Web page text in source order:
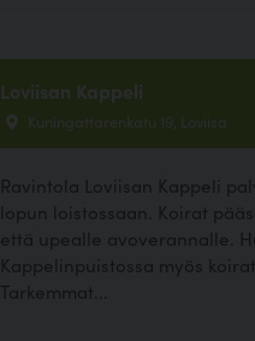
Loviisan Kappeli
Kuningattarenkatu 19, Loviisa
Ravintola Loviisan Kappeli
lopun loistossaan. Koirat
että upealle avoverannalle.
Kappelinpuistossa myös
Tarkemmat...